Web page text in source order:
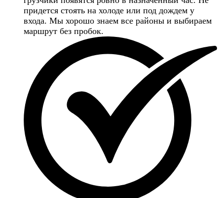
придется стоять на холоде или под дождем у
входа. Мы хорошо знаем все районы и выбираем
маршрут без пробок.